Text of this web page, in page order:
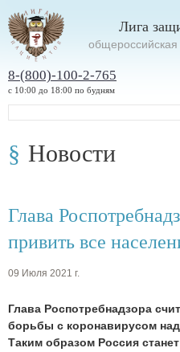
Лига
8-(800)-100-2-765
с 10:00 до 18:00 по будням
Новости
Глава
привить все
09 Июля 2021 г.
Глава Роспотребнадзора
борьбы с коронавирусом
Таким образом Россия